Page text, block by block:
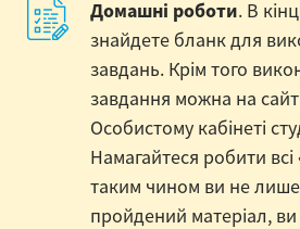
Домашні роботи. В
знайдете бланк для
завдань. Крім того
завдання можна на
Особистому кабінеті
Намагайтеся робити
таким чином ви не
пройдений матеріал, ви